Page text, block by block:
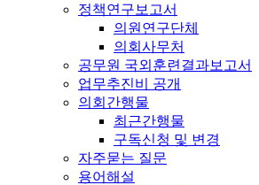
정책연구보고서
의원연구단체
의회사무처
공무원 국외훈련결과보고서
업무추진비 공개
의회간행물
최근간행물
구독신청 및 변경
자주묻는 질문
용어해설